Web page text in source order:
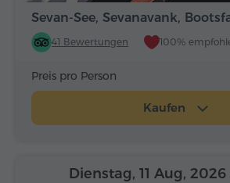
Sevan-See, Sevanavank,
41 Bewertungen 100%
Preis pro Person
Kaufen
Dienstag, 11 Aug, 2026